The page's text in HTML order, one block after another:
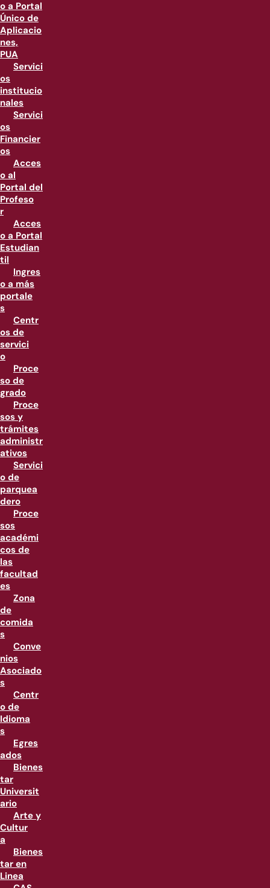
o a Portal
Único de
Aplicacio
nes,
PUA
Servici
os
institucio
nales
Servici
os
Financier
os
Acces
o al
Portal del
Profeso
r
Acces
o a Portal
Estudian
til
Ingres
o a más
portale
s
Centr
os de
servici
o
Proce
so de
grado
Proce
sos y
trámites
administr
ativos
Servici
o de
parquea
dero
Proce
sos
académi
cos de
las
facultad
es
Zona
de
comida
s
Conve
nios
Asociado
s
Centr
o de
Idioma
s
Egres
ados
Bienes
tar
Universit
ario
Arte y
Cultur
a
Bienes
tar en
Linea